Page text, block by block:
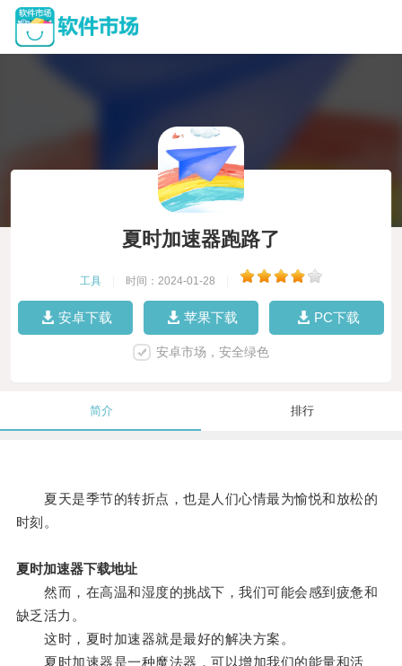
夏时加速器跑路了
工具 时间：2024-01-28
安卓下载 苹果下载 PC下载
安卓市场，安全绿色
简介 排行
夏天是季节的转折点，也是人们心情最为愉悦和放松的
时刻。
夏时加速器下载地址
然而，在高温和湿度的挑战下，我们可能会感到疲惫和
缺乏活力。
这时，夏时加速器就是最好的解决方案。
夏时加速器是一种魔法器，可以增加我们的能量和活